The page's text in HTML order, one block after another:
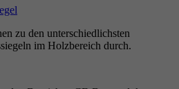
zu den unterschiedlichsten
im Holzbereich durch.